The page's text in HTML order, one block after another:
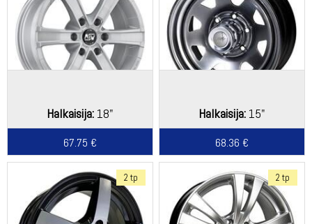
Halkaisija:18"
67.75 €
Halkaisija: 15"
68.36 €
2 tp 2 tp